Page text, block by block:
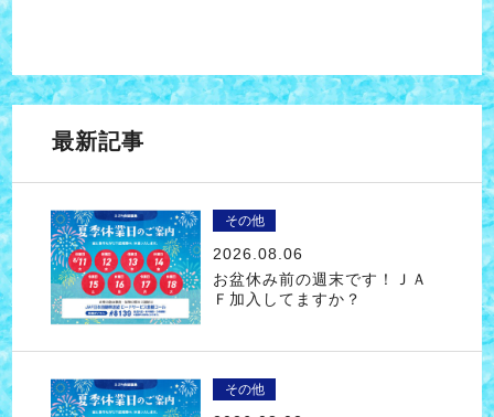
最新記事
その他
2026.08.06
お盆休み前の週末です！ＪＡ
Ｆ加入してますか？
その他